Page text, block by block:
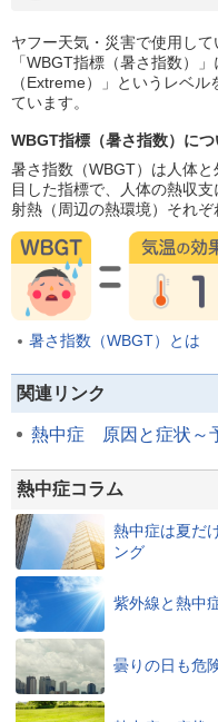
ヤフー天気・災害で使用し
「WBGT指標（暑さ指数）
（Extreme）」というレベ
ています。
WBGT指標（暑さ指数）につ
暑さ指数（WBGT）は人体
目した指標で、人体の熱収
射熱（周辺の熱環境）それぞ
暑さ指数（WBGT）とは
関連リンク
熱中症 原因と症状～
熱中症コラム
熱中症は夏だ
ング
紫外線と熱中
曇りの日も危